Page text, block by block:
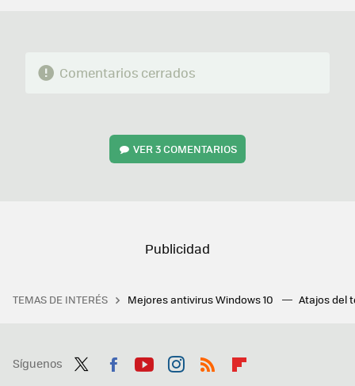
Comentarios cerrados
VER3 COMENTARIOS
TEMAS DE INTERÉS Mejores antivirus Windows 10 Atajos del
Síguenos